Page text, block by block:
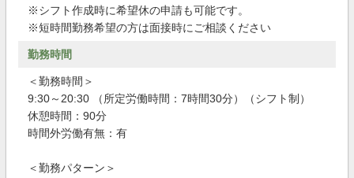
※シフト作成時に希望休の申請も可能です。
※短時間勤務希望の方は面接時にご相談ください
勤務時間
＜勤務時間＞
9:30～20:30 （所定労働時間：7時間30分）（シフト制）
休憩時間：90分
時間外労働有無：有
＜勤務パターン＞